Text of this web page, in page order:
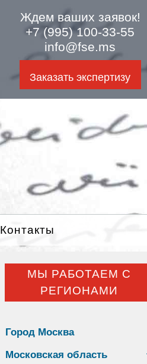
Ждем ваших заявок!
+7 (995) 100-33-55
info@fse.ms
Заказать экспертизу
Контакты
МЫ РАБОТАЕМ С
РЕГИОНАМИ
Город Москва
Московская область